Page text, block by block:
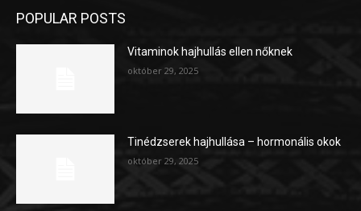
POPULAR POSTS
Vitaminok hajhullás ellen nőknek
október 29, 2025
Tinédzserek hajhullása – hormonális okok
október 29, 2025